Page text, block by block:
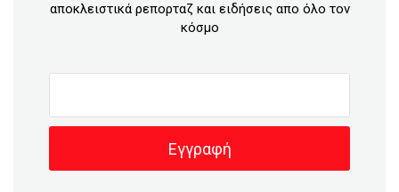
αποκλειστικά ρεπορταζ και ειδήσεις απο όλο τον
κόσμο